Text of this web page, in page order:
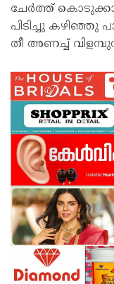
ചേർത്ത്
പിടിച്ചു കഴിഞ്ഞു
തീ അണച്ച്